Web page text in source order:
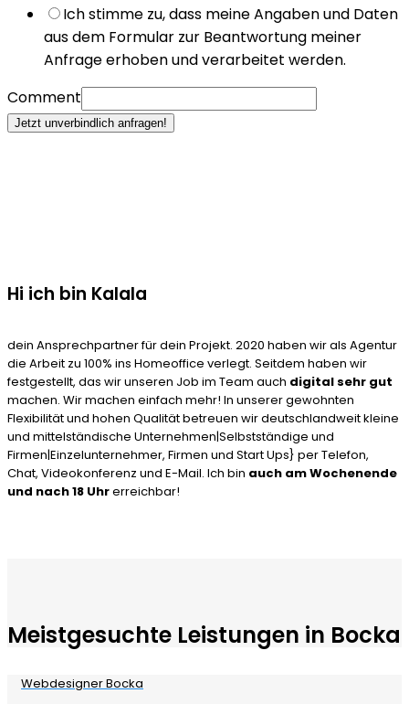
Ich stimme zu, dass meine Angaben und Daten
aus dem Formular zur Beantwortung meiner
Anfrage erhoben und verarbeitet werden.
Comment
Jetzt unverbindlich anfragen!
Hi ich bin Kalala
dein Ansprechpartner für dein Projekt. 2020 haben wir als Agentur
die Arbeit zu 100% ins Homeoffice verlegt. Seitdem haben wir
festgestellt, das wir unseren Job im Team auch digital sehr gut
machen. Wir machen einfach mehr! In unserer gewohnten
Flexibilität und hohen Qualität betreuen wir deutschlandweit kleine
und mittelständische Unternehmen|Selbstständige und
Firmen|Einzelunternehmer, Firmen und Start Ups} per Telefon,
Chat, Videokonferenz und E-Mail. Ich bin auch am Wochenende
und nach 18 Uhrerreichbar!
Meistgesuchte Leistungen in Bocka
Webdesigner Bocka